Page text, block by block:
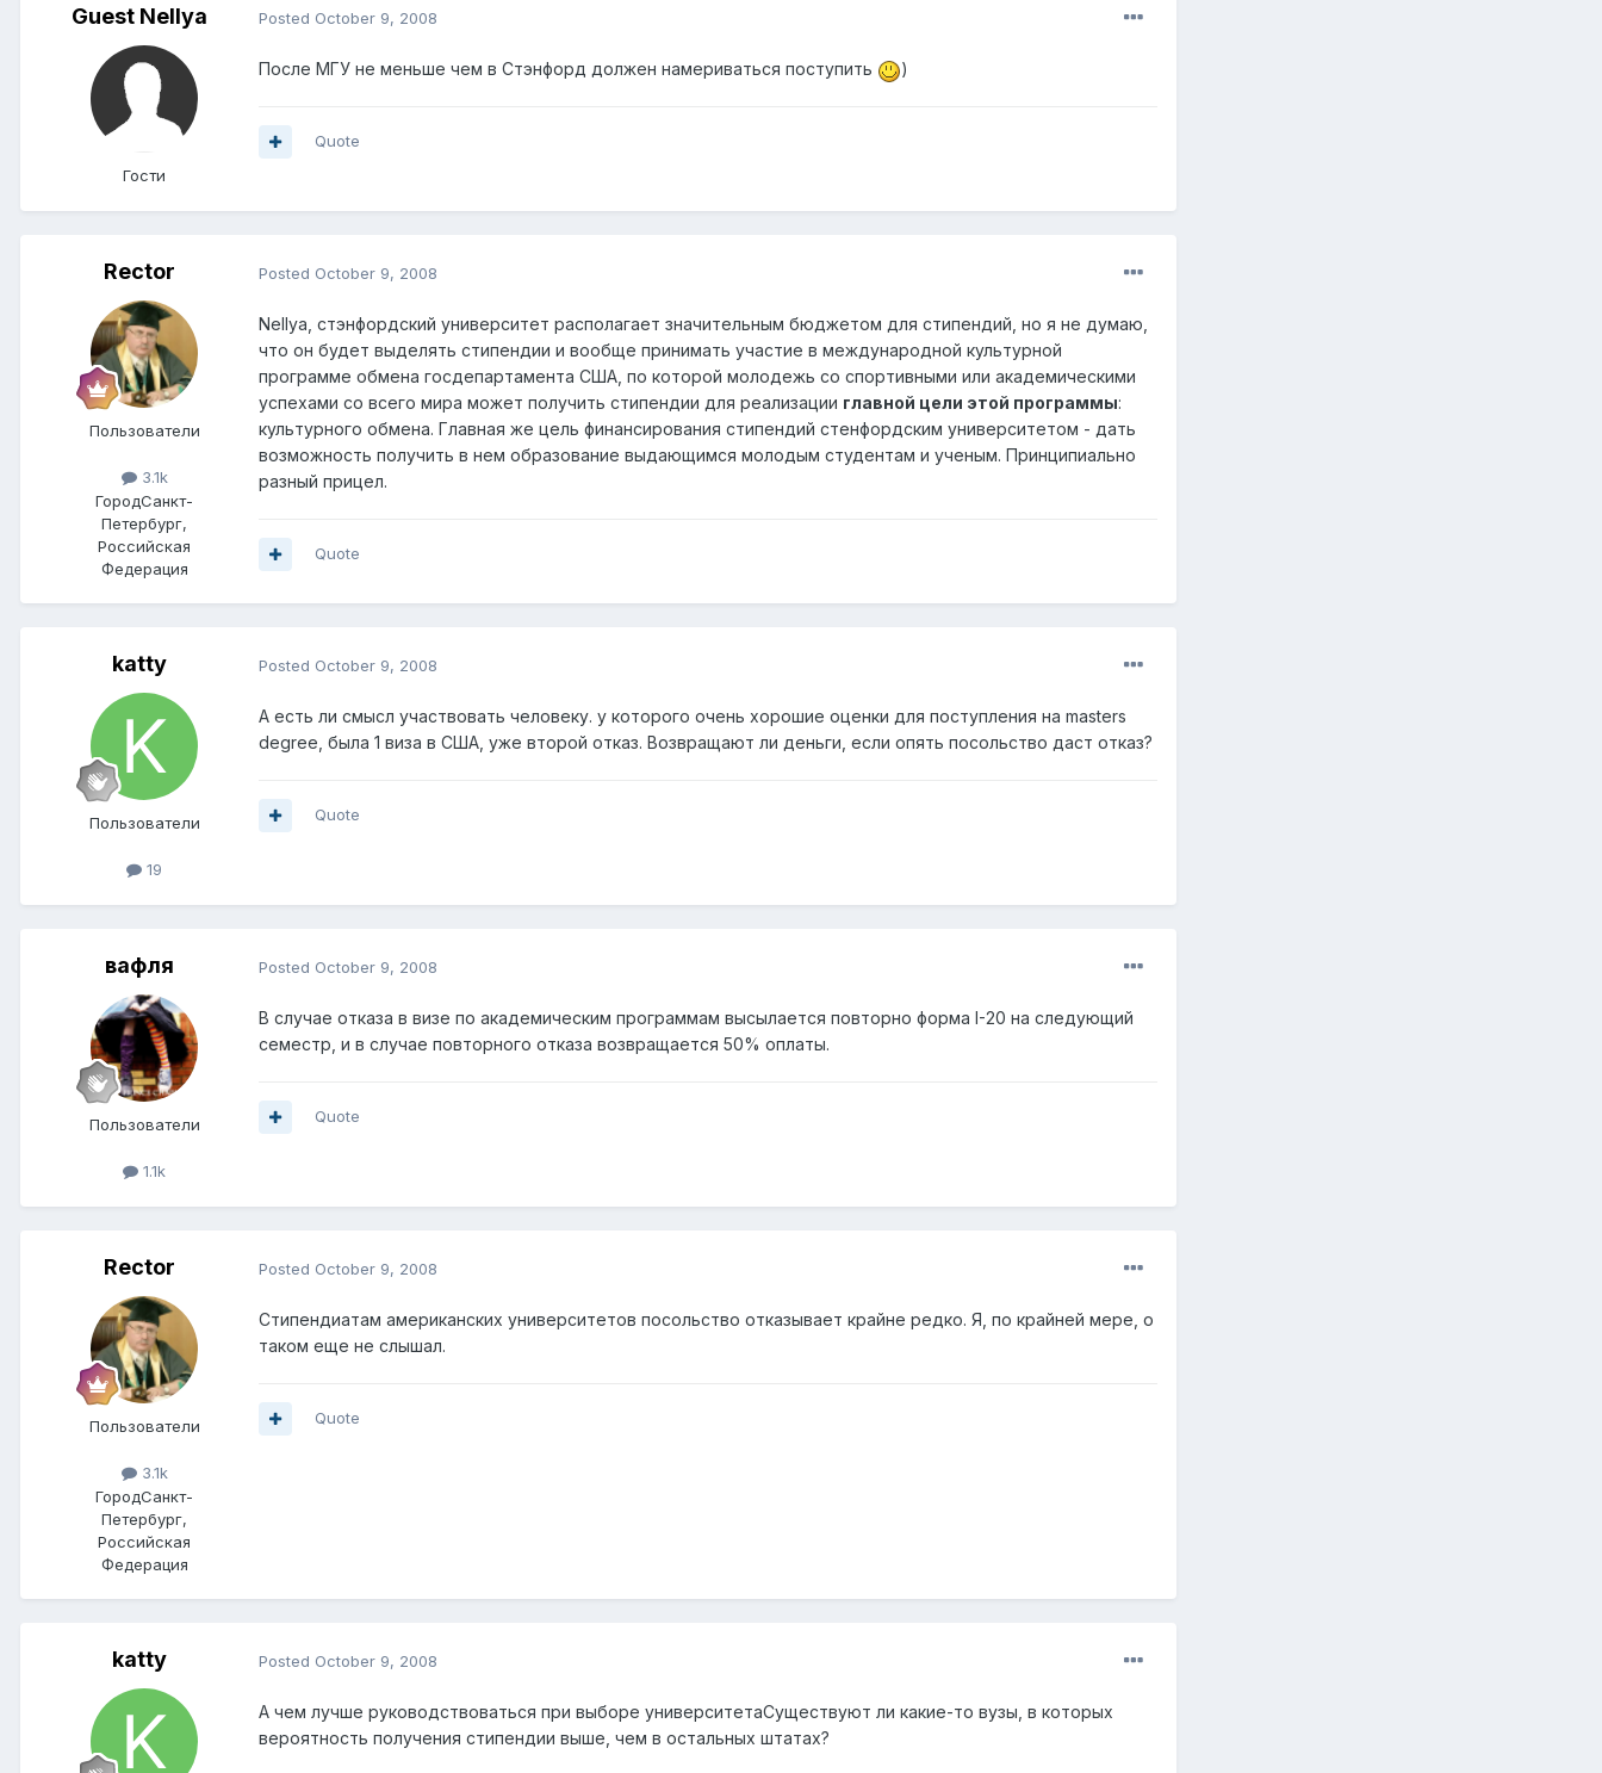
Guest Nellya
Гости
Posted October 9, 2008
После МГУ не меньше чем в Стэнфорд должен намериваться поступить )
Quote
Rector
Пользователи
3.1k
ГородСанкт-
Петербург,
Российская
Федерация
Posted October 9, 2008
Nellya, стэнфордский университет располагает значительным бюджетом для стипендий, но я не думаю,
что он будет выделять стипендии и вообще принимать участие в международной культурной
программе обмена госдепартамента США, по которой молодежь со спортивными или академическими
успехами со всего мира может получить стипендии для реализации главной цели этой программы:
культурного обмена. Главная же цель финансирования стипендий стенфордским университетом - дать
возможность получить в нем образование выдающимся молодым студентам и ученым. Принципиально
разный прицел.
Quote
katty
Пользователи
19
Posted October 9, 2008
А есть ли смысл участвовать человеку. у которого очень хорошие оценки для поступления на masters
degree, была 1 виза в США, уже второй отказ. Возвращают ли деньги, если опять посольство даст отказ?
Quote
вафля
Пользователи
1.1k
Posted October 9, 2008
В случае отказа в визе по академическим программам высылается повторно форма I-20 на следующий
семестр, и в случае повторного отказа возвращается 50% оплаты.
Quote
Rector
Пользователи
3.1k
ГородСанкт-
Петербург,
Российская
Федерация
Posted October 9, 2008
Стипендиатам американских университетов посольство отказывает крайне редко. Я, по крайней мере, о
таком еще не слышал.
Quote
katty Posted October 9, 2008
А чем лучше руководствоваться при выборе университетаСуществуют ли какие-то вузы, в которых
вероятность получения стипендии выше, чем в остальных штатах?